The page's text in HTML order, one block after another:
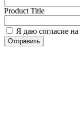
Product Title
Я даю согласие на
Отправить